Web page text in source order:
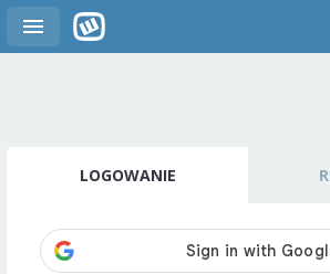
LOGOWANIE